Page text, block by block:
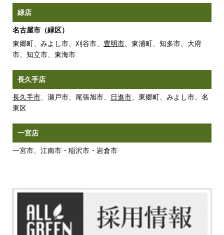
緑店
名古屋市（緑区）
東郷町、みよし市、刈谷市、 豊明市、東浦町、知多市、大府
市、知立市、東海市
長久手店
長久手市、瀬戸市、尾張旭市、 日進市、東郷町、みよし市、名
東区
一宮店
一宮市、江南市・稲沢市・岩倉市